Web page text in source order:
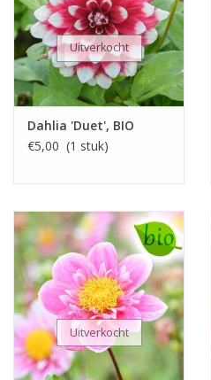
Uitverkocht
Dahlia 'Duet', BIO
€5,00 (1 stuk)
Uitverkocht